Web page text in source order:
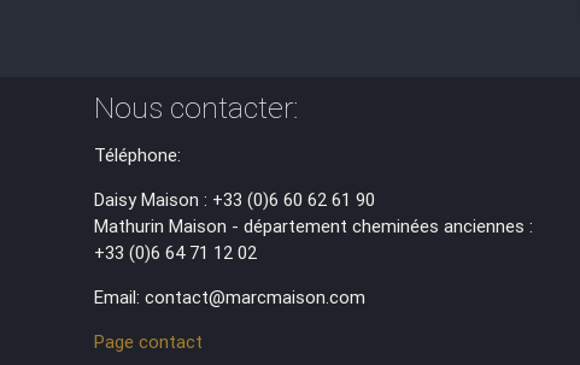
Nous contacter:
Téléphone:
Daisy Maison : +33 (0)6 60 62 61 90
Mathurin Maison - département cheminées anciennes :
+33 (0)6 64 71 12 02
Email: contact@marcmaison.com
Page contact